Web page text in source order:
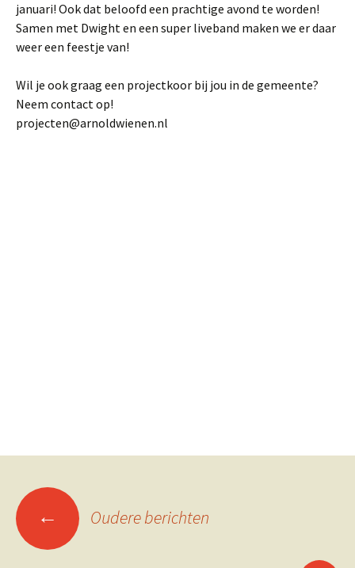
januari! Ook dat beloofd een prachtige avond te worden!
Samen met Dwight en een super liveband maken we er daar
weer een feestje van!
Wil je ook graag een projectkoor bij jou in de gemeente?
Neem contact op!
projecten@arnoldwienen.nl
Berichtennavigatie
← Oudere berichten